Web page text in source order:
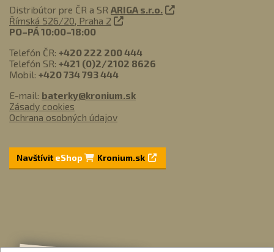
Distribútor pre ČR a SR ARIGA s.r.o.
Římská 526/20, Praha 2
PO–PÁ 10:00–18:00
Telefón ČR: +420 222 200 444
Telefón SR: +421 (0)2/2102 8626
Mobil: +420 734 793 444
E-mail: baterky@kronium.sk
Zásady cookies
Ochrana osobných údajov
NavštíviteShop Kronium.sk